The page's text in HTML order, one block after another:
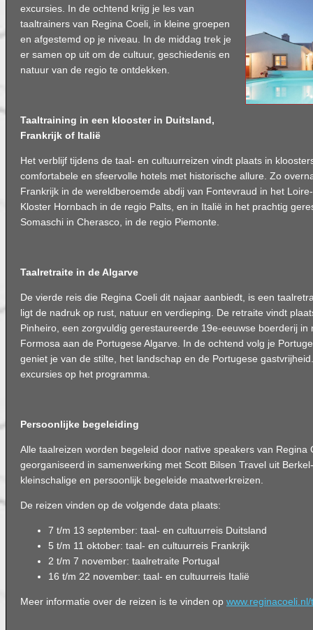
excursies. In de ochtend krijg je les van
taaltrainers van Regina Coeli, in kleine groepen
en afgestemd op je niveau. In de middag trek je
er samen op uit om de cultuur, geschiedenis en
natuur van de regio te ontdekken.
Taaltraining in een klooster in Duitsland,
Frankrijk of Italië
Het verblijf tijdens de taal- en cultuurreizen vindt plaats in
comfortabele en sfeervolle hotels met historische allure. Zo
Frankrijk in de wereldberoemde abdij van Fontevraud in het
Kloster Hornbach in de regio Palts, en in Italië in het prachtig
Somaschi in Cherasco, in de regio Piemonte.
Taalretraite in de Algarve
De vierde reis die Regina Coeli dit najaar aanbiedt, is een
ligt de nadruk op rust, natuur en verdieping. De retraite vindt
Pinheiro, een zorgvuldig gerestaureerde 19e-eeuwse boerderij in
Formosa aan de Portugese Algarve. In de ochtend volg je
geniet je van de stilte, het landschap en de Portugese
excursies op het programma.
Persoonlijke begeleiding
Alle taalreizen worden begeleid door native speakers van Regina
georganiseerd in samenwerking met Scott Bilsen Travel uit
kleinschalige en persoonlijk begeleide maatwerkreizen.
De reizen vinden op de volgende data plaats:
7 t/m 13 september: taal- en cultuurreis Duitsland
5 t/m 11 oktober: taal- en cultuurreis Frankrijk
2 t/m 7 november: taalretraite Portugal
16 t/m 22 november: taal- en cultuurreis Italië
Meer informatie over de reizen is te vinden op